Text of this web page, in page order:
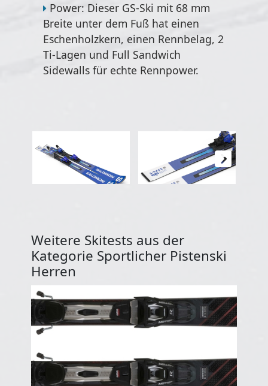
Power: Dieser GS-Ski mit 68 mm
Breite unter dem Fuß hat einen
Eschenholzkern, einen Rennbelag, 2
Ti-Lagen und Full Sandwich
Sidewalls für echte Rennpower.
Weitere Skitests aus der
Kategorie Sportlicher Pistenski
Herren